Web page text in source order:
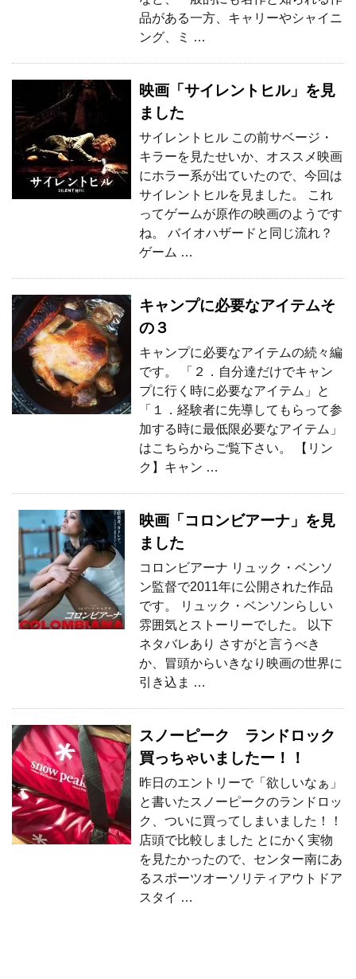
品がある一方、キャリーやシャイニ
ング、ミ …
映画「サイレントヒル」を見
ました
サイレントヒル この前サベージ・
キラーを見たせいか、オススメ映画
にホラー系が出ていたので、今回は
サイレントヒルを見ました。 これ
ってゲームが原作の映画のようです
ね。 バイオハザードと同じ流れ？
ゲーム …
キャンプに必要なアイテムそ
の３
キャンプに必要なアイテムの続々編
です。 「２．自分達だけでキャン
プに行く時に必要なアイテム」と
「１．経験者に先導してもらって参
加する時に最低限必要なアイテム」
はこちらからご覧下さい。 【リン
ク】キャン …
映画「コロンビアーナ」を見
ました
コロンビアーナ リュック・ベンソ
ン監督で2011年に公開された作品
です。 リュック・ベンソンらしい
雰囲気とストーリーでした。 以下
ネタバレあり さすがと言うべき
か、冒頭からいきなり映画の世界に
引き込ま …
スノーピーク ランドロック
買っちゃいましたー！！
昨日のエントリーで「欲しいなぁ」
と書いたスノーピークのランドロッ
ク、ついに買ってしまいました！！
店頭で比較しました とにかく実物
を見たかったので、センター南にあ
るスポーツオーソリティアウトドア
スタイ …